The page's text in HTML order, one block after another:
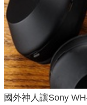
國外神人讓Sony